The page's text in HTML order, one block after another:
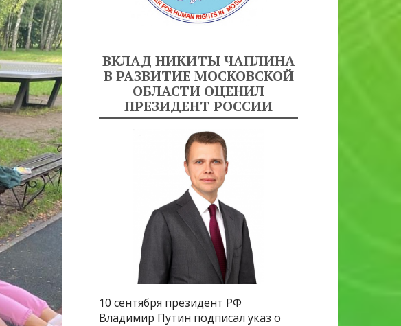
ВКЛАД НИКИТЫ ЧАПЛИНА
В РАЗВИТИЕ МОСКОВСКОЙ
ОБЛАСТИ ОЦЕНИЛ
ПРЕЗИДЕНТ РОССИИ
10 сентября президент РФ
Владимир Путин подписал указ о